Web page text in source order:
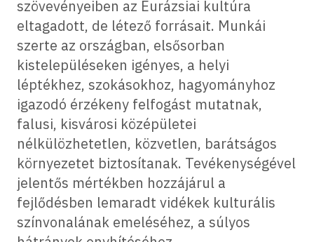
szövevényeiben az Eurázsiai kultúra
eltagadott, de létező forrásait. Munkái
szerte az országban, elsősorban
kistelepüléseken igényes, a helyi
léptékhez, szokásokhoz, hagyományhoz
igazodó érzékeny felfogást mutatnak,
falusi, kisvárosi középületei
nélkülözhetetlen, közvetlen, barátságos
környezetet biztosítanak. Tevékenységével
jelentős mértékben hozzájárul a
fejlődésben lemaradt vidékek kulturális
színvonalának emeléséhez, a súlyos